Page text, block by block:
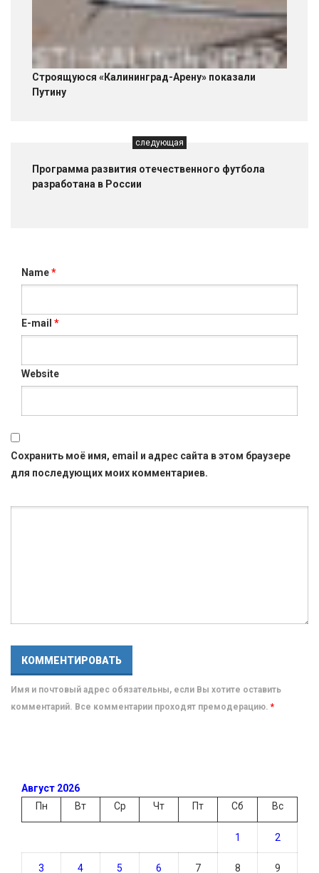
Строящуюся «Калининград-Арену» показали
Путину
следующая
Программа развития отечественного футбола
разработана в России
Name*
E-mail *
Website
Сохранить моё имя, email и адрес сайта в этом браузере
для последующих моих комментариев.
Имя и почтовый адрес обязательны, если Вы хотите оставить
комментарий. Все комментарии проходят премодерацию. *
Август 2026
Пн
Вт Ср Чт Пт Сб Вс
1 2
3 4 5 6 7 8 9